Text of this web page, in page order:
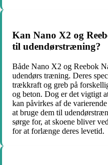
Kan Nano X2 og
til udendørstræning?
Både Nano X2 og Reebok
udendørs træning. Deres
trækkraft og greb på
og beton. Dog er det vigtigt
kan påvirkes af de
at bruge dem til
sørge for, at skoene bliver
for at forlænge deres levetid.